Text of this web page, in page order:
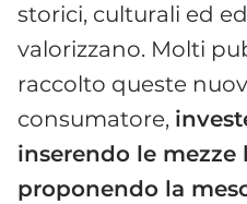
storici, culturali ed
valorizzano. Molti
raccolto queste
consumatore,
inserendo le
proponendo la